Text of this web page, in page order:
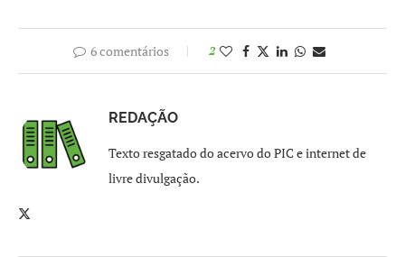
6 comentários 2
REDAÇÃO
Texto resgatado do acervo do PIC e internet de
livre divulgação.